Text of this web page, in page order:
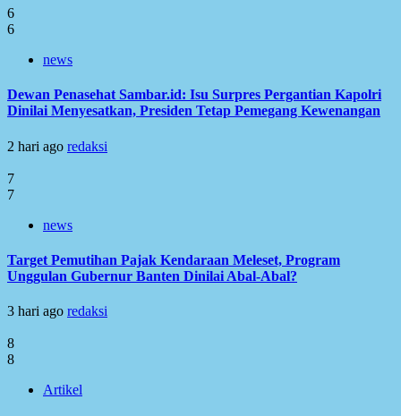
6
6
news
Dewan Penasehat Sambar.id: Isu Surpres Pergantian Kapolri
Dinilai Menyesatkan, Presiden Tetap Pemegang Kewenangan
2 hari ago redaksi
7
7
news
Target Pemutihan Pajak Kendaraan Meleset, Program
Unggulan Gubernur Banten Dinilai Abal-Abal?
3 hari ago redaksi
8
8
Artikel